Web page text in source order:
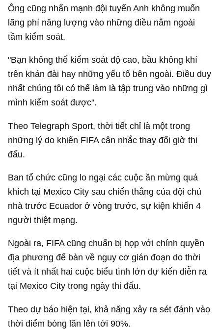
Ông cũng nhấn mạnh đội tuyển Anh không muốn
lãng phí năng lượng vào những điều nằm ngoài
tầm kiểm soát.
"Bạn không thể kiểm soát độ cao, bầu không khí
trên khán đài hay những yếu tố bên ngoài. Điều duy
nhất chúng tôi có thể làm là tập trung vào những gì
mình kiểm soát được".
Theo Telegraph Sport, thời tiết chỉ là một trong
những lý do khiến FIFA cân nhắc thay đổi giờ thi
đấu.
Ban tổ chức cũng lo ngại các cuộc ăn mừng quá
khích tại Mexico City sau chiến thắng của đội chủ
nhà trước Ecuador ở vòng trước, sự kiện khiến 4
người thiệt mạng.
Ngoài ra, FIFA cũng chuẩn bị họp với chính quyền
địa phương để bàn về nguy cơ gián đoạn do thời
tiết và ít nhất hai cuộc biểu tình lớn dự kiến diễn ra
tại Mexico City trong ngày thi đấu.
Theo dự báo hiện tại, khả năng xảy ra sét đánh vào
thời điểm bóng lăn lên tới 90%.